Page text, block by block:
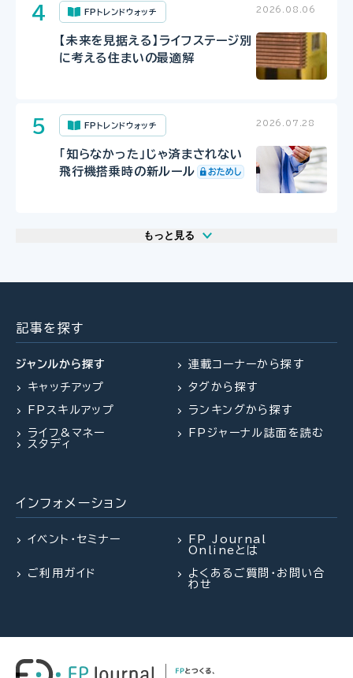
FPトレンドウォッチ 2026.08.06
【未来を見据える】ライフステージ別
に考える住まいの最適解
FPトレンドウォッチ 2026.07.28
「知らなかった」じゃ済まされない
飛行機搭乗時の新ルール
もっと見る
したい！老後資金は大丈夫？
FP・専門家に聞く
右する、道路、ライフライン、法令制
「知らなかった」じゃ済まされない
飛行機搭乗時の新ルール
2026.07.28
【資産形成】資産運用、正しくできて
と株価評価・特例措置の行方(山田
&パートナーズ 宇田川氏、金沢
氏、西内氏)
FPトレンドウォッチ 2026.07.27
夏休み中の子どものランチ、負担を
【資産形成】資産運用、正しくできて
いますか？（平井美穂氏）
2026.07.30
マンション関連法の改正で決議ルー
え・リノベがより円滑に
FPトレンドウォッチ
ルが大幅変更
FPトレンドウォッチ
熱中症や水辺の事故……夏のアク
シデントに民間保険は使えるの
か？
したい！老後資金は大丈夫？
記事を探す
ジャンルから探す
キャッチアップ
FPスキルアップ
ライフ&マネー
スタディ
連載コーナーから探す
タグから探す
ランキングから探す
FPジャーナル誌面を読む
インフォメーション
イベント・セミナー
FP Journal
Onlineとは
ご利用ガイド
よくあるご質問・お問い合
わせ